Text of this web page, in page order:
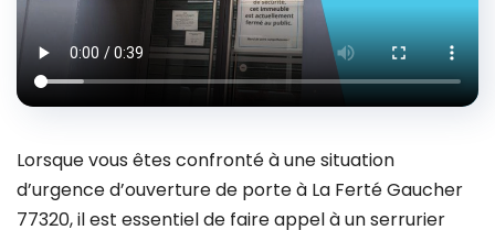
Lorsque vous êtes confronté à une situation
d’urgence d’ouverture de porte à La Ferté Gaucher
77320, il est essentiel de faire appel à un serrurier